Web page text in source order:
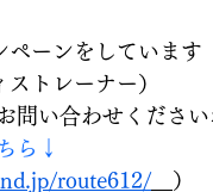
ペーンをしています
トレーナー）
問い合わせください
ら↓
route612/ ）